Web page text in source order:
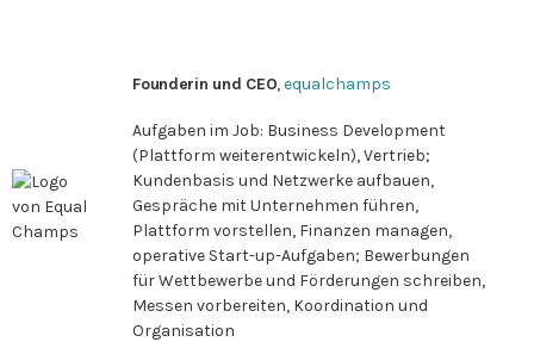
Founderin und CEO,equalchamps
Aufgaben im Job: Business Development
(Plattform weiterentwickeln), Vertrieb;
Kundenbasis und Netzwerke aufbauen,
Gespräche mit Unternehmen führen,
Plattform vorstellen, Finanzen managen,
operative Start-up-Aufgaben; Bewerbungen
für Wettbewerbe und Förderungen schreiben,
Messen vorbereiten, Koordination und
Organisation